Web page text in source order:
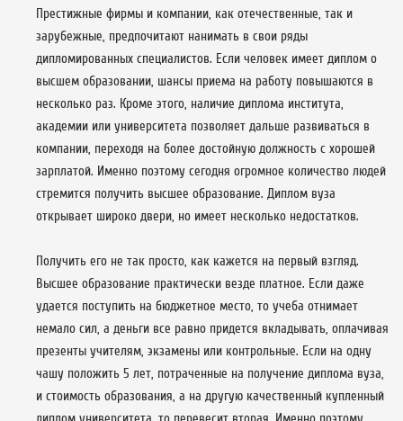
Престижные фирмы и компании, как отечественные, так и
зарубежные, предпочитают нанимать в свои ряды
дипломированных специалистов. Если человек имеет диплом о
высшем образовании, шансы приема на работу повышаются в
несколько раз. Кроме этого, наличие диплома института,
академии или университета позволяет дальше развиваться в
компании, переходя на более достойную должность с хорошей
зарплатой. Именно поэтому сегодня огромное количество людей
стремится получить высшее образование. Диплом вуза
открывает широко двери, но имеет несколько недостатков.
Получить его не так просто, как кажется на первый взгляд.
Высшее образование практически везде платное. Если даже
удается поступить на бюджетное место, то учеба отнимает
немало сил, а деньги все равно придется вкладывать, оплачивая
презенты учителям, экзамены или контрольные. Если на одну
чашу положить 5 лет, потраченные на получение диплома вуза,
и стоимость образования, а на другую качественный купленный